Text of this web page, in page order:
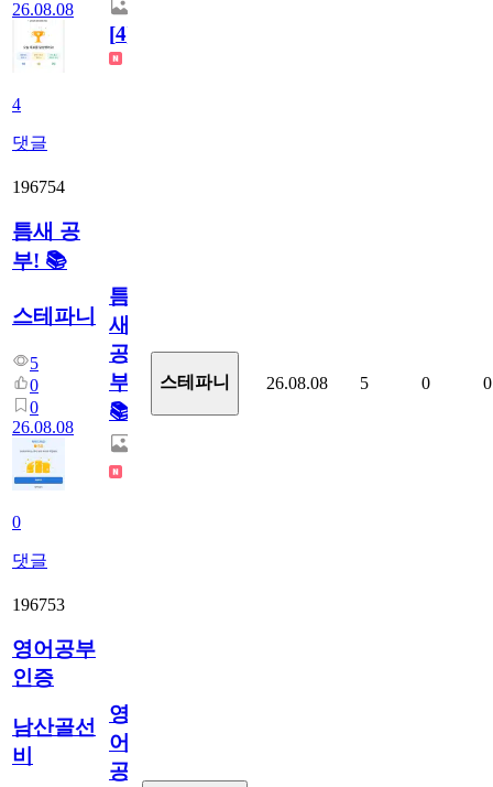
26.08.08
4
댓글
[4]
196754
틈새 공
부! 📚
스테파니
5
0
0
26.08.08
0
댓글
틈
새
공
부!
📚
스테파니 26.08.08 5 0 0
196753
영어공부
인증
남산골선
비
영
어
공